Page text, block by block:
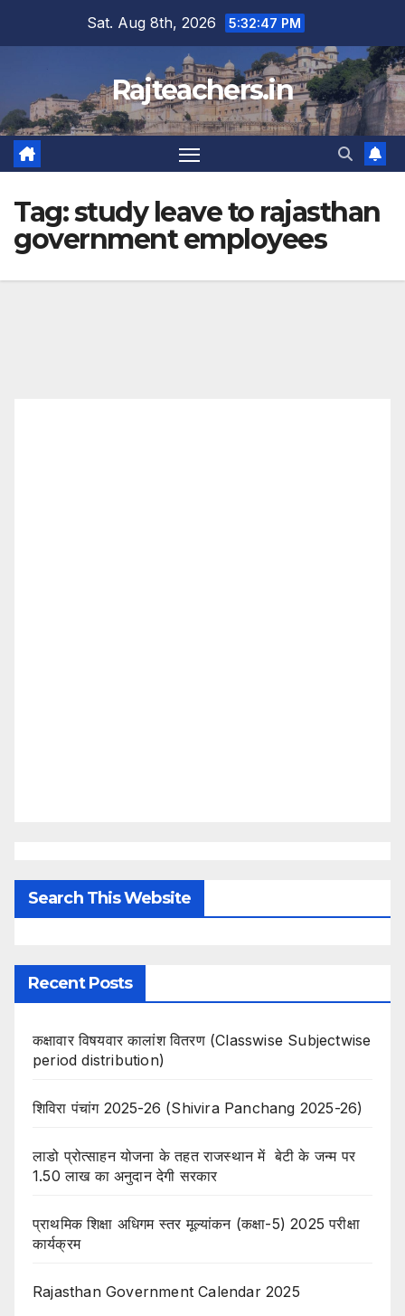
Sat. Aug 8th, 2026 5:32:47 PM
Rajteachers.in
Tag:study leave to rajasthan
government employees
Search This Website
Recent Posts
कक्षावार विषयवार कालांश वितरण (Classwise Subjectwise
period distribution)
शिविरा पंचांग 2025-26 (Shivira Panchang 2025-26)
लाडो प्रोत्साहन योजना के तहत राजस्थान में बेटी के जन्म पर
1.50 लाख का अनुदान देगी सरकार
प्राथमिक शिक्षा अधिगम स्तर मूल्यांकन (कक्षा-5) 2025 परीक्षा
कार्यक्रम
Rajasthan Government Calendar 2025